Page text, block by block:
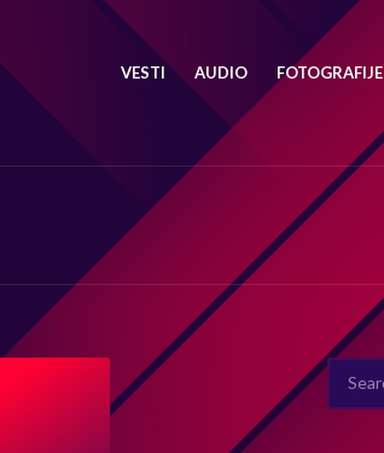
VESTI AUDIO FOTOGRAFIJE
SEARCH
FOR: